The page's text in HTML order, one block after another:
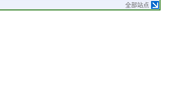
全部站点